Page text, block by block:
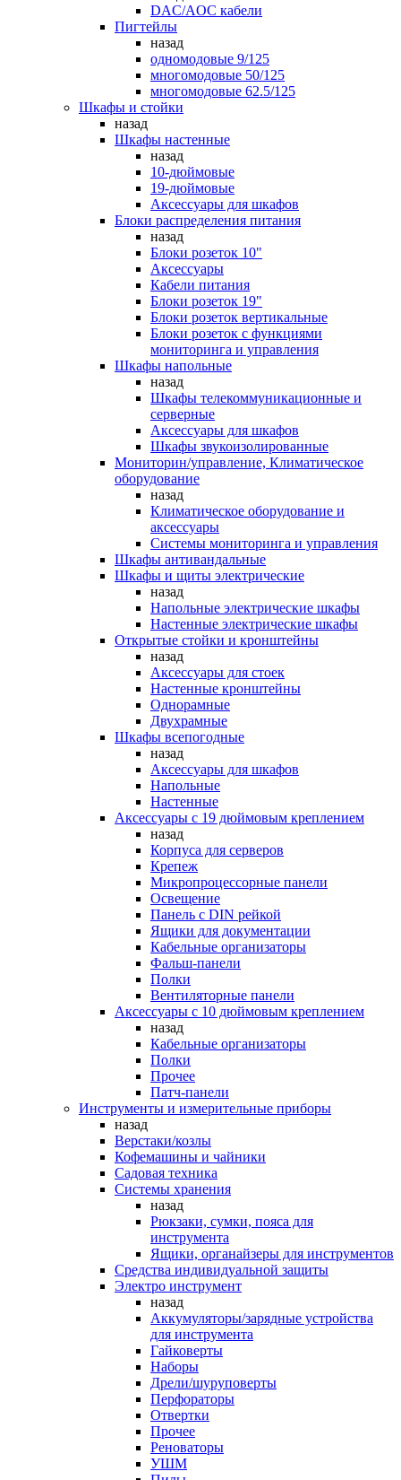
DAC/AOC кабели
Пигтейлы
назад
одномодовые 9/125
многомодовые 50/125
многомодовые 62.5/125
Шкафы и стойки
назад
Шкафы настенные
назад
10-дюймовые
19-дюймовые
Аксессуары для шкафов
Блоки распределения питания
назад
Блоки розеток 10"
Аксессуары
Кабели питания
Блоки розеток 19"
Блоки розеток вертикальные
Блоки розеток с функциями
мониторинга и управления
Шкафы напольные
назад
Шкафы телекоммуникационные и
серверные
Аксессуары для шкафов
Шкафы звукоизолированные
Мониторин/управление, Климатическое
оборудование
назад
Климатическое оборудование и
аксессуары
Системы мониторинга и управления
Шкафы антивандальные
Шкафы и щиты электрические
назад
Напольные электрические шкафы
Настенные электрические шкафы
Открытые стойки и кронштейны
назад
Аксессуары для стоек
Настенные кронштейны
Однорамные
Двухрамные
Шкафы всепогодные
назад
Аксессуары для шкафов
Напольные
Настенные
Аксессуары с 19 дюймовым креплением
назад
Корпуса для серверов
Крепеж
Микропроцессорные панели
Освещение
Панель с DIN рейкой
Ящики для документации
Кабельные организаторы
Фальш-панели
Полки
Вентиляторные панели
Аксессуары с 10 дюймовым креплением
назад
Кабельные организаторы
Полки
Прочее
Патч-панели
Инструменты и измерительные приборы
назад
Верстаки/козлы
Кофемашины и чайники
Садовая техника
Системы хранения
назад
Рюкзаки, сумки, пояса для
инструмента
Ящики, органайзеры для инструментов
Средства индивидуальной защиты
Электро инструмент
назад
Аккумуляторы/зарядные устройства
для инструмента
Гайковерты
Наборы
Дрели/шуруповерты
Перфораторы
Отвертки
Прочее
Реноваторы
УШМ